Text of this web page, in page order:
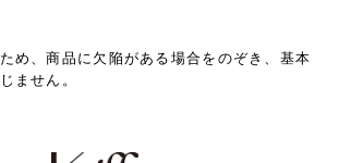
め、商品に欠陥がある場合をのぞき、基本
ません。